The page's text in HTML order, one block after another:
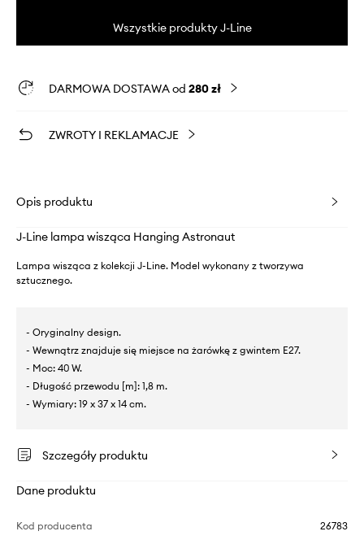
Wszystkie produkty J-Line
DARMOWA DOSTAWA od 280 zł
ZWROTY I REKLAMACJE
Opis produktu
J-Line lampa wisząca Hanging Astronaut
Lampa wisząca z kolekcji J-Line. Model wykonany z tworzywa
sztucznego.
- Oryginalny design.
- Wewnątrz znajduje się miejsce na żarówkę z gwintem E27.
- Moc: 40 W.
- Długość przewodu [m]: 1,8 m.
- Wymiary: 19 x 37 x 14 cm.
Szczegóły produktu
Dane produktu
Kod producenta 26783